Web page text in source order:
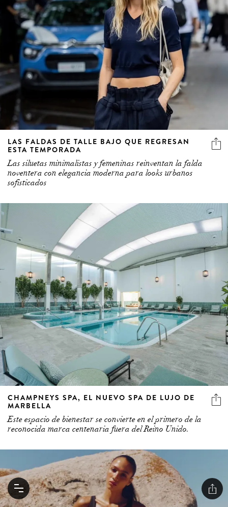
LAS FALDAS DE TALLE BAJO QUE REGRESAN
ESTA TEMPORADA
Las siluetas minimalistas y femeninas reinventan la falda
noventera con elegancia moderna para looks urbanos
sofisticados
CHAMPNEYS SPA, EL NUEVO SPA DE LUJO DE
MARBELLA
Este espacio de bienestar se convierte en el primero de la
reconocida marca centenaria fuera del Reino Unido.